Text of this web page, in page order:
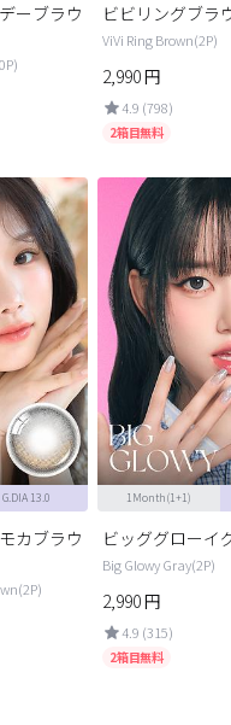
ーブラウ
ビビリングブラ
ViVi Ring Brown(2P)
2,990円
4.9 (798)
2箱目無料
G.DIA 13.0
カブラウ
1Month(1+1)
ビッググローイ
Big Glowy Gray(2P)
2,990円
4.9 (315)
2箱目無料